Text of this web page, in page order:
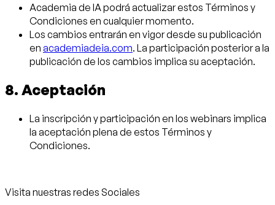
Academia de IA podrá actualizar estos Términos y
Condiciones en cualquier momento.
Los cambios entrarán en vigor desde su publicación
en academiadeia.com. La participación posterior a la
publicación de los cambios implica su aceptación.
8. Aceptación
La inscripción y participación en los webinars implica
la aceptación plena de estos Términos y
Condiciones.
Visita nuestras redes Sociales